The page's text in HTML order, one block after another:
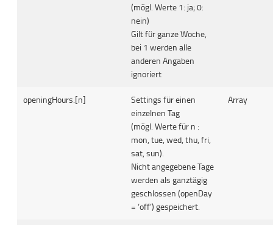
(mögl. Werte 1: ja; 0:
nein)
Gilt für ganze Woche,
bei 1 werden alle
anderen Angaben
ignoriert
openingHours.[n]
Settings für einen
einzelnen Tag
(mögl. Werte für n :
mon, tue, wed, thu, fri,
sat, sun).
Nicht angegebene Tage
werden als ganztägig
geschlossen (openDay
= ‘off’) gespeichert.
Array